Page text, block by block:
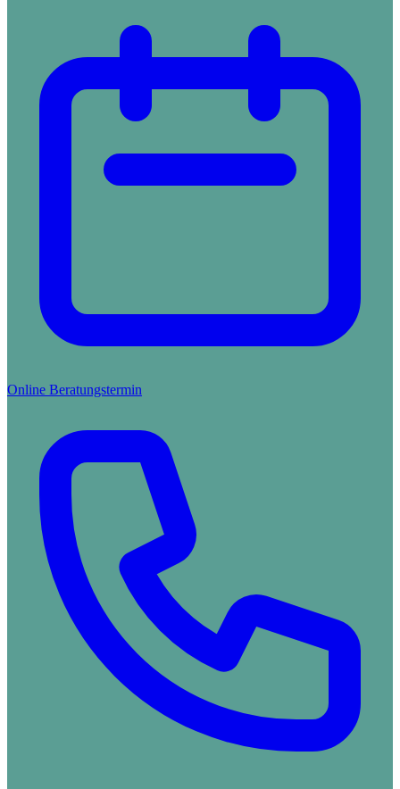
Online Beratungstermin